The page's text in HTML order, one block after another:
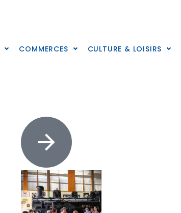
COMMERCES CULTURE & LOISIRS